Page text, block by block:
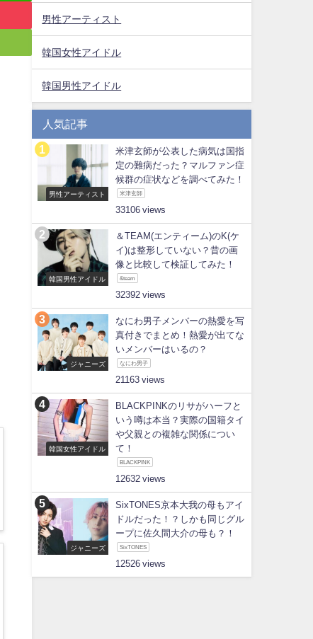
男性アーティスト
韓国女性アイドル
韓国男性アイドル
人気記事
男性アーティスト
米津玄師が公表した病気は国指
定の難病だった？マルファン症
候群の症状などを調べてみた！
米津玄師
33106
韓国男性アイドル
＆TEAM(エンティーム)のK(ケ
イ)は整形していない？昔の画
像と比較して検証してみた！
&team
32392
ジャニーズ
なにわ男子メンバーの熱愛を写
真付きでまとめ！熱愛が出てな
いメンバーはいるの？
なにわ男子
21163
韓国女性アイドル
BLACKPINKのリサがハーフと
いう噂は本当？実際の国籍タイ
や父親との複雑な関係につい
て！
BLACKPINK
12632
ジャニーズ
SixTONES京本大我の母もアイ
ドルだった！？しかも同じグル
ープに佐久間大介の母も？！
SixTONES
12526